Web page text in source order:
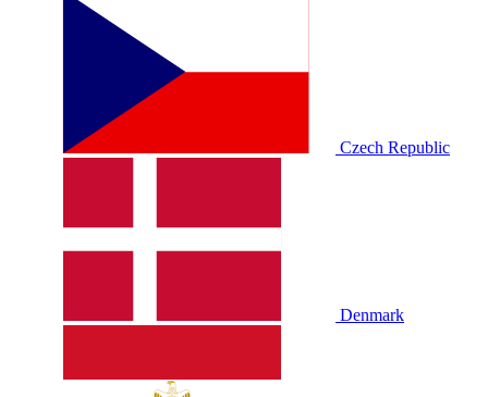
Czech Republic
Denmark